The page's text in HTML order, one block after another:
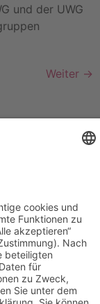
und der UWG
Weiter →
Im Rat
Neuigkeiten
Kontakt